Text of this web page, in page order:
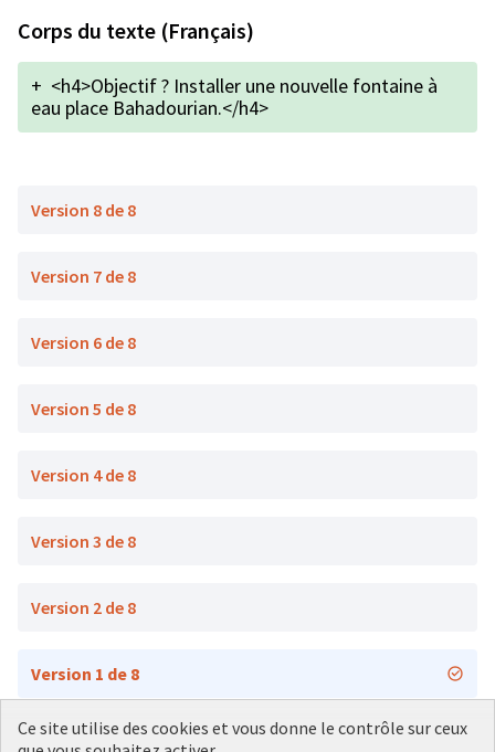
Corps du texte (Français)
+ <h4>Objectif ? Installer une nouvelle fontaine à
eau place Bahadourian.</h4>
Version 8 de 8
Version 7 de 8
Version 6 de 8
Version 5 de 8
Version 4 de 8
Version 3 de 8
Version 2 de 8
Version 1 de 8
Ce site utilise des cookies et vous donne le contrôle sur ceux